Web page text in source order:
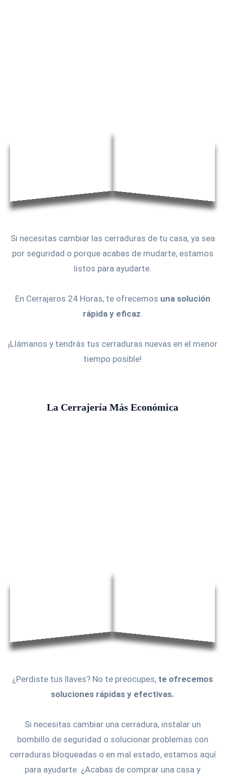
Si necesitas cambiar las cerraduras de tu casa, ya sea
por seguridad o porque acabas de mudarte, estamos
listos para ayudarte.
En Cerrajeros 24 Horas, te ofrecemos una solución
rápida y eficaz.
¡Llámanos y tendrás tus cerraduras nuevas en el menor
tiempo posible!
La Cerrajería Más Económica
¿Perdiste tus llaves? No te preocupes, te ofrecemos
soluciones rápidas y efectivas.
Si necesitas cambiar una cerradura, instalar un
bombillo de seguridad o solucionar problemas con
cerraduras bloqueadas o en mal estado, estamos aquí
para ayudarte. ¿Acabas de comprar una casa y